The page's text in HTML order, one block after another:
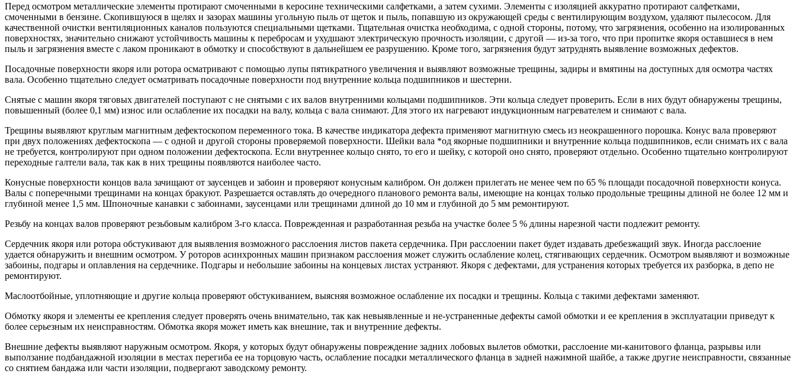
Перед осмотром металлические элементы протирают смоченными в керосине техническими салфетками, а затем сухими. Элементы с изоляцией аккуратно протирают салфетками,
смоченными в бензине. Скопившуюся в щелях и зазорах машины угольную пыль от щеток и пыль, попавшую из окружающей среды с вентилирующим воздухом, удаляют пылесосом. Для
качественной очистки вентиляционных каналов пользуются специальными щетками. Тщательная очистка необходима, с одной стороны, потому, что загрязнения, особенно на изолированных
поверхностях, значительно снижают устойчивость машины к перебросам и ухудшают электрическую прочность изоляции, с другой — из-за того, что при пропитке якоря оставшиеся в нем
пыль и загрязнения вместе с лаком проникают в обмотку и способствуют в дальнейшем ее разрушению. Кроме того, загрязнения будут затруднять выявление возможных дефектов.
Посадочные поверхности якоря или ротора осматривают с помощью лупы пятикратного увеличения и выявляют возможные трещины, задиры и вмятины на доступных для осмотра частях
вала. Особенно тщательно следует осматривать посадочные поверхности под внутренние кольца подшипников и шестерни.
Снятые с машин якоря тяговых двигателей поступают с не снятыми с их валов внутренними кольцами подшипников. Эти кольца следует проверить. Если в них будут обнаружены трещины,
повышенный (более 0,1 мм) износ или ослабление их посадки на валу, кольца с вала снимают. Для этого их нагревают индукционным нагревателем и снимают с вала.
Трещины выявляют круглым магнитным дефектоскопом переменного тока. В качестве индикатора дефекта применяют магнитную смесь из неокрашенного порошка. Конус вала проверяют
при двух положениях дефектоскопа — с одной и другой стороны проверяемой поверхности. Шейки вала *од якорные подшипники и внутренние кольца подшипников, если снимать их с вала
не требуется, контролируют при одном положении дефектоскопа. Если внутреннее кольцо снято, то его и шейку, с которой оно снято, проверяют отдельно. Особенно тщательно контролируют
переходные галтели вала, так как в них трещины появляются наиболее часто.
Конусные поверхности концов вала зачищают от заусенцев и забоин и проверяют конусным калибром. Он должен прилегать не менее чем по 65 % площади посадочной поверхности конуса.
Валы с поперечными трещинами на концах бракуют. Разрешается оставлять до очередного планового ремонта валы, имеющие на концах только продольные трещины длиной не более 12 мм и
глубиной менее 1,5 мм. Шпоночные канавки с забоинами, заусенцами или трещинами длиной до 10 мм и глубиной до 5 мм ремонтируют.
Резьбу на концах валов проверяют резьбовым калибром 3-го класса. Поврежденная и разработанная резьба на участке более 5 % длины нарезной части подлежит ремонту.
Сердечник якоря или ротора обстукивают для выявления возможного расслоения листов пакета сердечника. При расслоении пакет будет издавать дребезжащий звук. Иногда расслоение
удается обнаружить и внешним осмотром. У роторов асинхронных машин признаком расслоения может служить ослабление колец, стягивающих сердечник. Осмотром выявляют и возможные
забоины, подгары и оплавления на сердечнике. Подгары и небольшие забоины на концевых листах устраняют. Якоря с дефектами, для устранения которых требуется их разборка, в депо не
ремонтируют.
Маслоотбойные, уплотняющие и другие кольца проверяют обстукиванием, выясняя возможное ослабление их посадки и трещины. Кольца с такими дефектами заменяют.
Обмотку якоря и элементы ее крепления следует проверять очень внимательно, так как невыявленные и не-устраненные дефекты самой обмотки и ее крепления в эксплуатации приведут к
более серьезным их неисправностям. Обмотка якоря может иметь как внешние, так и внутренние дефекты.
Внешние дефекты выявляют наружным осмотром. Якоря, у которых будут обнаружены повреждение задних лобовых вылетов обмотки, расслоение ми-канитового фланца, разрывы или
выползание подбандажной изоляции в местах перегиба ее на торцовую часть, ослабление посадки металлического фланца в задней нажимной шайбе, а также другие неисправности, связанные
со снятием бандажа или части изоляции, подвергают заводскому ремонту.